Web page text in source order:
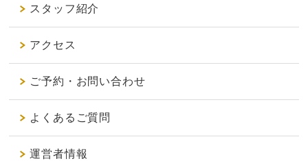
スタッフ紹介
アクセス
ご予約・お問い合わせ
よくあるご質問
運営者情報